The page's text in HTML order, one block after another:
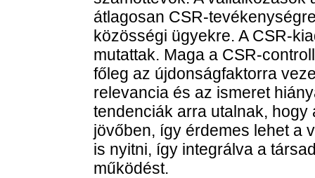
átlagosan CSR-
közösségi ügyekre. A CSR-
mutattak. Maga a CSR-
főleg az újdonságfaktorra
relevancia és az ismeret
tendenciák arra utalnak,
jövőben, így érdemes lehet a
is nyitni, így integrálva a
működést.